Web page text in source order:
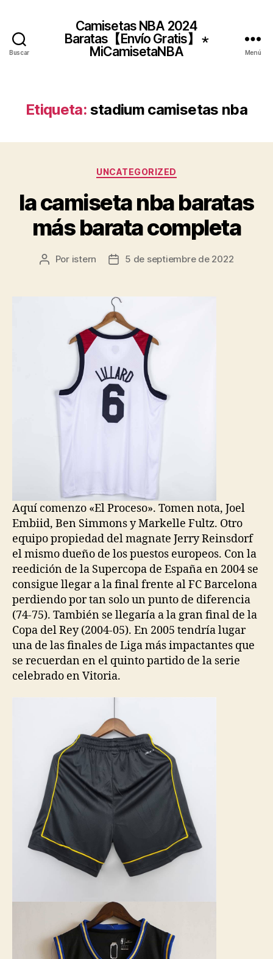
Buscar
Camisetas NBA 2024
Baratas【Envío Gratis】 ⋆
MiCamisetaNBA
Menú
Etiqueta: stadium camisetas nba
Categorías
UNCATEGORIZED
la camiseta nba baratas
más barata completa
Autor
Por istern
Fecha
entrada
5 de septiembre de 2022
Aquí comenzo «El Proceso». Tomen nota, Joel
Embiid, Ben Simmons y Markelle Fultz. Otro
equipo propiedad del magnate Jerry Reinsdorf
el mismo dueño de los puestos europeos. Con la
reedición de la Supercopa de España en 2004 se
consigue llegar a la final frente al FC Barcelona
perdiendo por tan solo un punto de diferencia
(74-75). También se llegaría a la gran final de la
Copa del Rey (2004-05). En 2005 tendría lugar
una de las finales de Liga más impactantes que
se recuerdan en el quinto partido de la serie
celebrado en Vitoria.